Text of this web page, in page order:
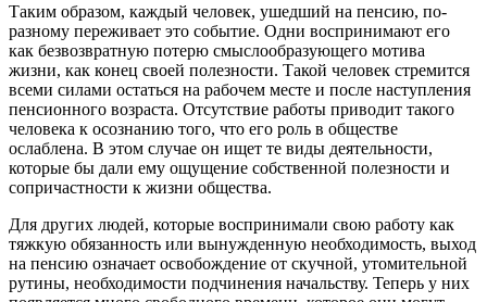
Таким образом, каждый человек, ушедший на пенсию, по-
разному переживает это событие. Одни воспринимают его
как безвозвратную потерю смыслообразующего мотива
жизни, как конец своей полезности. Такой человек стремится
всеми силами остаться на рабочем месте и после наступления
пенсионного возраста. Отсутствие работы приводит такого
человека к осознанию того, что его роль в обществе
ослаблена. В этом случае он ищет те виды деятельности,
которые бы дали ему ощущение собственной полезности и
сопричастности к жизни общества.
Для других людей, которые воспринимали свою работу как
тяжкую обязанность или вынужденную необходимость, выход
на пенсию означает освобождение от скучной, утомительной
рутины, необходимости подчинения начальству. Теперь у них